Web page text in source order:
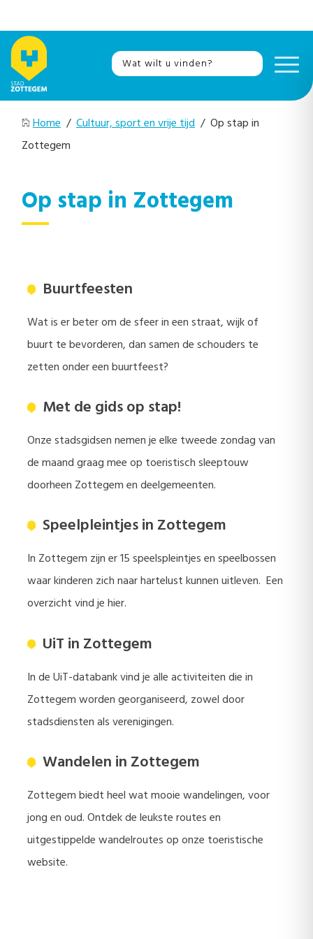
Home / Cultuur, sport en vrije tijd / Op stap in
Zottegem
Op stap in Zottegem
Buurtfeesten
Wat is er beter om de sfeer in een straat, wijk of
buurt te bevorderen, dan samen de schouders te
zetten onder een buurtfeest?
Met de gids op stap!
Onze stadsgidsen nemen je elke tweede zondag van
de maand graag mee op toeristisch sleeptouw
doorheen Zottegem en deelgemeenten.
Speelpleintjes in Zottegem
In Zottegem zijn er 15 speelspleintjes en speelbossen
waar kinderen zich naar hartelust kunnen uitleven. Een
overzicht vind je hier.
UiT in Zottegem
In de UiT-databank vind je alle activiteiten die in
Zottegem worden georganiseerd, zowel door
stadsdiensten als verenigingen.
Wandelen in Zottegem
Zottegem biedt heel wat mooie wandelingen, voor
jong en oud. Ontdek de leukste routes en
uitgestippelde wandelroutes op onze toeristische
website.